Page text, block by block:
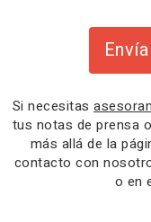
Si necesitas
tus notas de prensa o
más allá de la
contacto con
o en